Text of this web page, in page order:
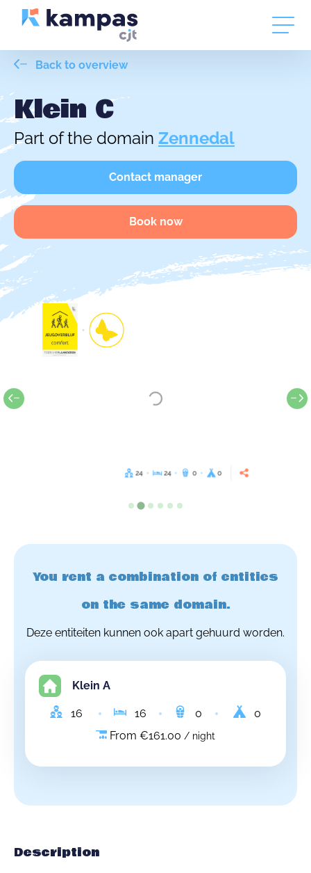
Back to overview
Klein C
Part of the domain Zennedal
Contact manager
Book now
24 24 0 0
You rent a combination of entities
on the same domain.
Deze entiteiten kunnen ook apart gehuurd worden.
Klein A
16 16 0
0
From €161.00 / night
Description